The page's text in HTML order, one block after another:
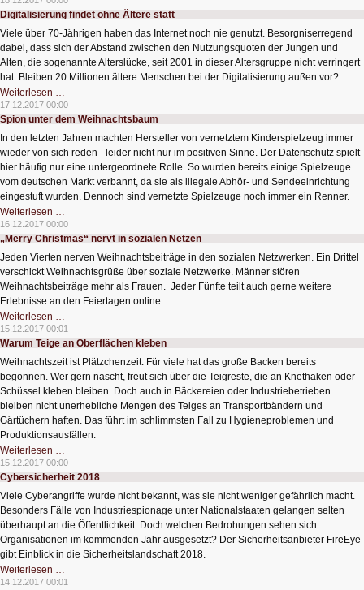
der
Masse
digitalen
Möglichkeiten
Digitalisierung findet ohne Ältere statt
Viele über 70-Jährigen haben das Internet noch nie genutzt. Besorgniserregend
dabei, dass sich der Abstand zwischen den Nutzungsquoten der Jungen und
Alten, die sogenannte Alterslücke, seit 2001 in dieser Altersgruppe nicht verringert
hat. Bleiben 20 Millionen ältere Menschen bei der Digitalisierung außen vor?
Weiterlesen …
findet
ohne
Ältere
17.12.2017 00:00
Spion unter dem Weihnachtsbaum
In den letzten Jahren machten Hersteller von vernetztem Kinderspielzeug immer
wieder von sich reden - leider nicht nur im positiven Sinne. Der Datenschutz spielt
hier häufig nur eine untergeordnete Rolle. So wurden bereits einige Spielzeuge
vom deutschen Markt verbannt, da sie als illegale Abhör- und Sendeeinrichtung
eingestuft wurden. Dennoch sind vernetzte Spielzeuge noch immer ein Renner.
Weiterlesen …
unter
dem
Weihnachtsbaum
16.12.2017 00:00
„Merry Christmas“ nervt in sozialen Netzen
Jeden Vierten nerven Weihnachtsbeiträge in den sozialen Netzwerken. Ein Drittel
verschickt Weihnachtsgrüße über soziale Netzwerke. Männer stören
Weihnachtsbeiträge mehr als Frauen. Jeder Fünfte teilt auch gerne weitere
Erlebnisse an den Feiertagen online.
Weiterlesen …
Christmas“
nervt
in
Netzen
15.12.2017 00:01
Warum Teige an Oberflächen kleben
Weihnachtszeit ist Plätzchenzeit. Für viele hat das große Backen bereits
begonnen. Wer gern nascht, freut sich über die Teigreste, die an Knethaken oder
Schüssel kleben bleiben. Doch auch in Bäckereien oder Industriebetrieben
bleiben nicht unerhebliche Mengen des Teiges an Transportbändern und
Gärtüchern haften. Das führt im schlimmsten Fall zu Hygieneproblemen und
Produktionsausfällen.
Weiterlesen …
Teige
an
Oberflächen
15.12.2017 00:00
Cybersicherheit 2018
Viele Cyberangriffe wurde nicht bekannt, was sie nicht weniger gefährlich macht.
Besonders Fälle von Industriespionage unter Nationalstaaten gelangen selten
überhaupt an die Öffentlichkeit. Doch welchen Bedrohungen sehen sich
Organisationen im kommenden Jahr ausgesetzt? Der Sicherheitsanbieter FireEye
gibt Einblick in die Sicherheitslandschaft 2018.
Weiterlesen …
2018
14.12.2017 00:01